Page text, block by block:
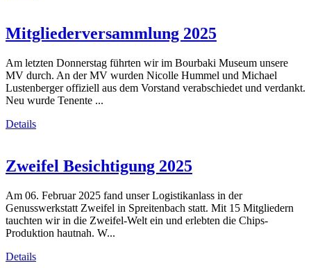
Mitgliederversammlung 2025
Am letzten Donnerstag führten wir im Bourbaki Museum unsere
MV durch. An der MV wurden Nicolle Hummel und Michael
Lustenberger offiziell aus dem Vorstand verabschiedet und verdankt.
Neu wurde Tenente ...
Details
Zweifel Besichtigung 2025
Am 06. Februar 2025 fand unser Logistikanlass in der
Genusswerkstatt Zweifel in Spreitenbach statt. Mit 15 Mitgliedern
tauchten wir in die Zweifel-Welt ein und erlebten die Chips-
Produktion hautnah. W...
Details